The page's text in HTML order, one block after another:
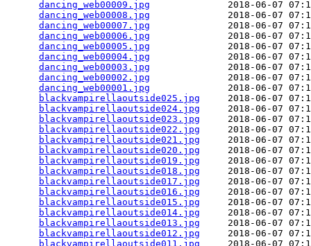
dancing_web00009.jpg
2018-06-07
dancing_web00008.jpg
2018-06-07
dancing_web00007.jpg
2018-06-07
dancing_web00006.jpg
2018-06-07
dancing_web00005.jpg
2018-06-07
dancing_web00004.jpg
2018-06-07
dancing_web00003.jpg
2018-06-07
dancing_web00002.jpg
2018-06-07
dancing_web00001.jpg
2018-06-07
blackvampirellaoutside025.jpg
2018-06-07
blackvampirellaoutside024.jpg
2018-06-07
blackvampirellaoutside023.jpg
2018-06-07
blackvampirellaoutside022.jpg
2018-06-07
blackvampirellaoutside021.jpg
2018-06-07
blackvampirellaoutside020.jpg
2018-06-07
blackvampirellaoutside019.jpg
2018-06-07
blackvampirellaoutside018.jpg
2018-06-07
blackvampirellaoutside017.jpg
2018-06-07
blackvampirellaoutside016.jpg
2018-06-07
blackvampirellaoutside015.jpg
2018-06-07
blackvampirellaoutside014.jpg
2018-06-07
blackvampirellaoutside013.jpg
2018-06-07
blackvampirellaoutside012.jpg
2018-06-07
blackvampirellaoutside011.jpg
2018-06-07